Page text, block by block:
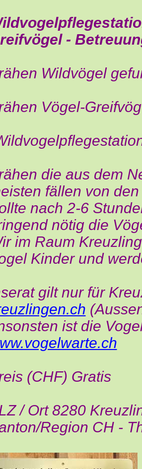
-
Wildvögel
Vögel-
die aus dem
fällen von
nach 2-6
nötig die
im Raum
Kinder und
gilt nur für
ist die
(CHF) Gratis
/ Ort 8280
Region CH -